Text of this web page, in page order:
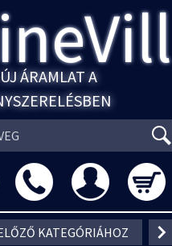
ÁRAMLAT A
KATEGÓRIÁHOZ